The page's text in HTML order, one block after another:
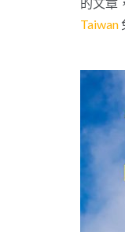
的文章
Taiwan